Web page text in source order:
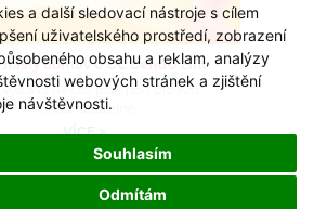
a další sledovací nástroje s cílem
uživatelského prostředí, zobrazení
obsahu a reklam, analýzy
webových stránek a zjištění
návštěvnosti.
Souhlasím
Odmítám
našly domov u OC Centro Zlín
výstava ukáže, proč jsou pro nás
nepostradatelné.
VÍCE >